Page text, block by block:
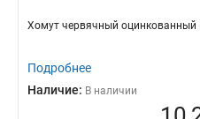
Хомут червячный оцинкованный
Подробнее
Наличие: В наличии